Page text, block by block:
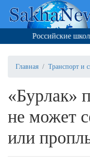
Российские
Главная Транспорт и
«Бурлак»
не может
или